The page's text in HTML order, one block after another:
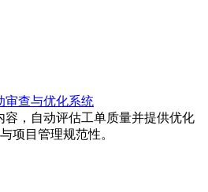
审查与优化系统
容，自动评估工单质量并提供优化
项目管理规范性。